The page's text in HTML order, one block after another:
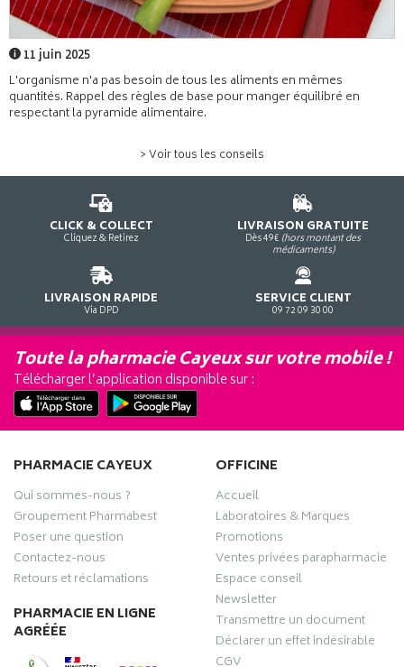
11 juin 2025
L'organisme n'a pas besoin de tous les aliments en mêmes
quantités. Rappel des règles de base pour manger équilibré en
respectant la pyramide alimentaire.
> Voir tous les conseils
CLICK & COLLECT
Cliquez & Retirez
LIVRAISON GRATUITE
Dès 49€ (hors montant des
médicaments)
LIVRAISON RAPIDE
Via DPD
SERVICE CLIENT
09 72 09 30 00
Toute la pharmacie Cayeux sur votre mobile !
Télécharger l’application disponible sur :
PHARMACIE CAYEUX
Qui sommes-nous ?
Groupement Pharmabest
Poser une question
Contactez-nous
Retours et réclamations
PHARMACIE EN LIGNE
AGRÉÉE
OFFICINE
Accueil
Laboratoires & Marques
Promotions
Ventes privées parapharmacie
Espace conseil
Newsletter
Transmettre un document
Déclarer un effet indésirable